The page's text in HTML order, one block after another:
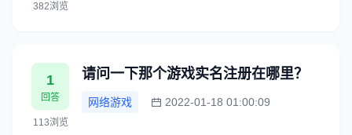
382浏览
1
回答
113浏览
请问一下那个游戏实名注册在哪里？
网络游戏 2022-01-18 01:00:09